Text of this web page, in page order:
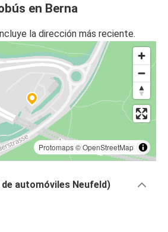
en Berna
la dirección más reciente.
Protomaps©OpenStreetMap
automóviles Neufeld)